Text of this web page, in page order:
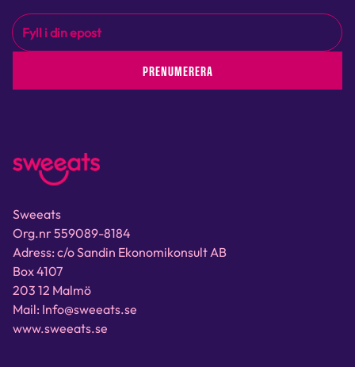
PRENUMERERA
Sweeats
Org.nr 559089-8184
Adress: c/o Sandin Ekonomikonsult AB
Box 4107
203 12 Malmö
Mail: Info@sweeats.se
www.sweeats.se